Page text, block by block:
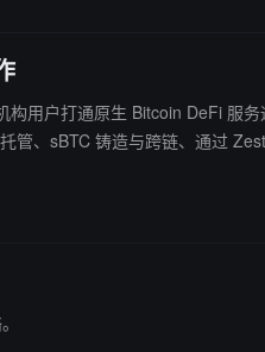
通原生 Bitcoin DeFi 服务通道，
、sBTC 铸造与跨链、通过